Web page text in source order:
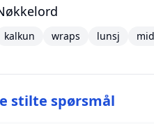
kalkun wraps lunsj
stilte spørsmål